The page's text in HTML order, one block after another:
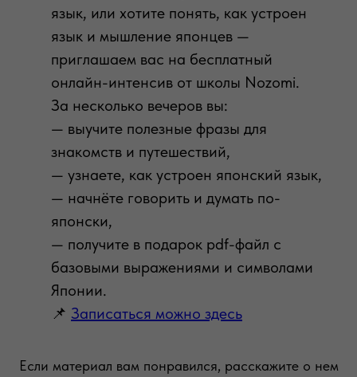
язык, или хотите понять, как устроен
язык и мышление японцев —
приглашаем вас на бесплатный
онлайн-интенсив от школы Nozomi.
За несколько вечеров вы:
— выучите полезные фразы для
знакомств и путешествий,
— узнаете, как устроен японский язык,
— начнёте говорить и думать по-
японски,
— получите в подарок pdf-файл с
базовыми выражениями и символами
Японии.
📌 Записаться можно здесь
Если материал вам понравился, расскажите о нем